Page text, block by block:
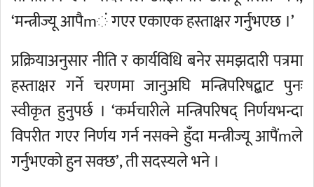
‘मन्त्रीज्यू आपैmं गएर एकाएक हस्ताक्षर गर्नुभएछ ।’
प्रक्रियाअनुसार नीति र कार्यविधि बनेर समझदारी पत्रमा
हस्ताक्षर गर्ने चरणमा जानुअघि मन्त्रिपरिषद्बाट पुनः
स्वीकृत हुनुपर्छ । ‘कर्मचारीले मन्त्रिपरिषद् निर्णयभन्दा
विपरीत गएर निर्णय गर्न नसक्ने हुँदा मन्त्रीज्यू आपैंmले
गर्नुभएको हुन सक्छ’, ती सदस्यले भने ।